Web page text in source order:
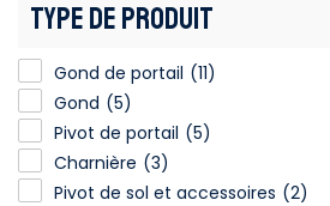
TYPE DE PRODUIT
Gond de portail (11)
Gond (5)
Pivot de portail (5)
Charnière (3)
Pivot de sol et accessoires (2)